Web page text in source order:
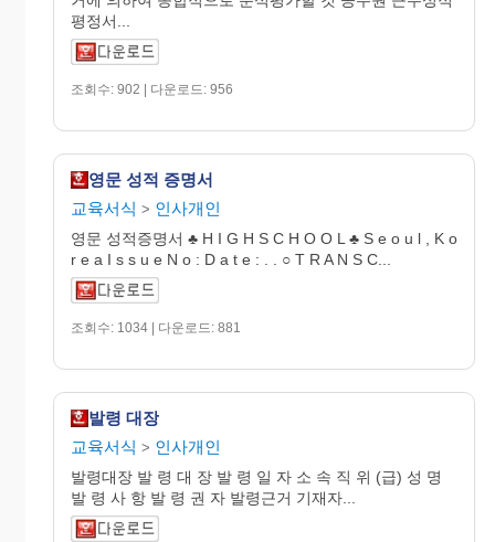
평정서...
조회수: 902 | 다운로드: 956
영문 성적 증명서
교육서식 > 인사개인
영문 성적증명서 ♣ H I G H S C H O O L ♣ S e o u l , K o
r e a I s s u e N o : D a t e : . . ○ T R A N S C...
조회수: 1034 | 다운로드: 881
발령 대장
교육서식 > 인사개인
발령대장 발 령 대 장 발 령 일 자 소 속 직 위 (급) 성 명
발 령 사 항 발 령 권 자 발령근거 기재자...